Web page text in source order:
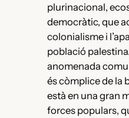
plurinacional,
democràtic, que
colonialisme i
població
anomenada
és còmplice de la
està en una gran
forces populars,